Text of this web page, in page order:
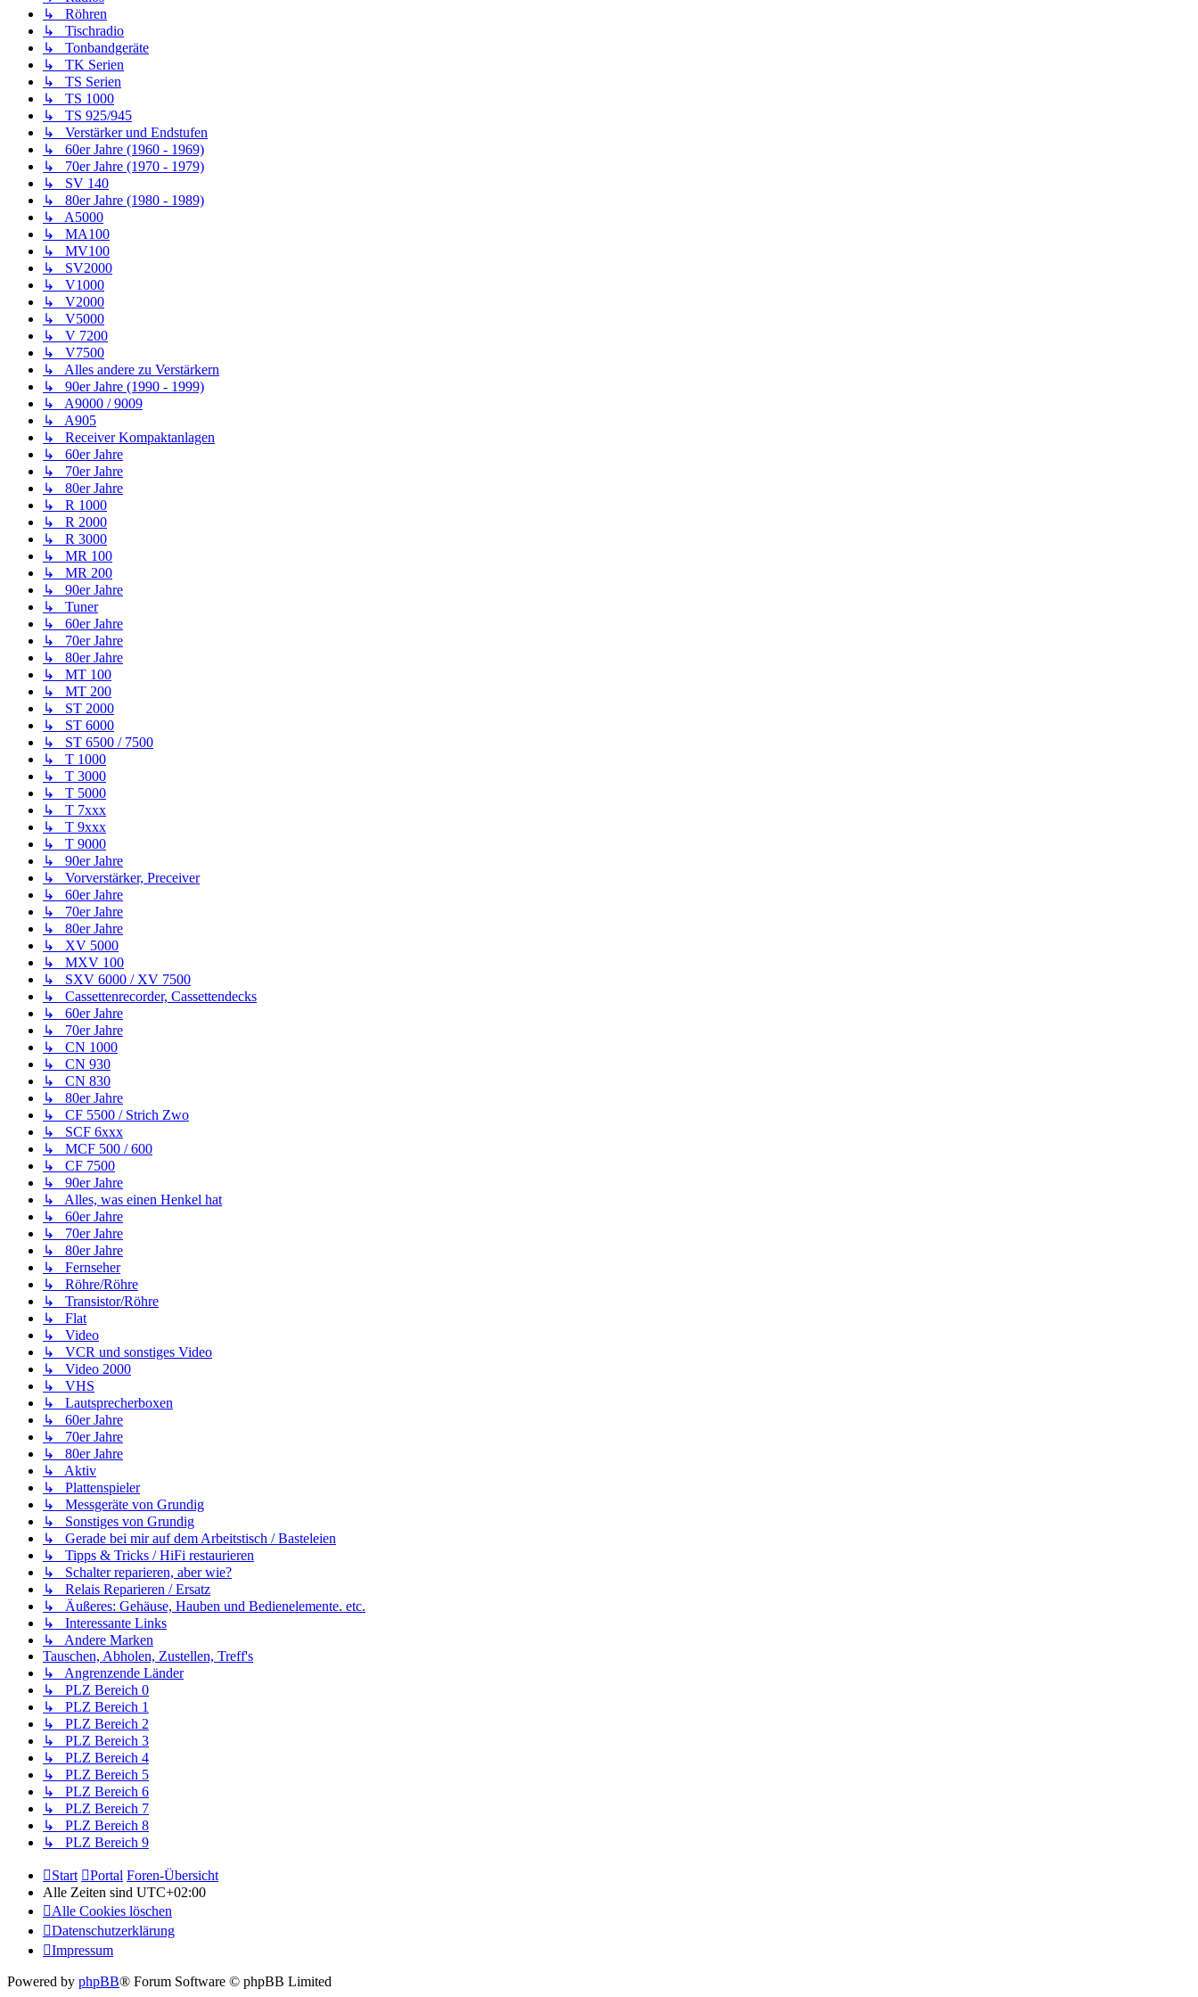
↳ Röhren
↳ Tischradio
↳ Tonbandgeräte
↳ TK Serien
↳ TS Serien
↳ TS 1000
↳ TS 925/945
↳ Verstärker und Endstufen
↳ 60er Jahre (1960 - 1969)
↳ 70er Jahre (1970 - 1979)
↳ SV 140
↳ 80er Jahre (1980 - 1989)
↳ A5000
↳ MA100
↳ MV100
↳ SV2000
↳ V1000
↳ V2000
↳ V5000
↳ V 7200
↳ V7500
↳ Alles andere zu Verstärkern
↳ 90er Jahre (1990 - 1999)
↳ A9000 / 9009
↳ A905
↳ Receiver Kompaktanlagen
↳ 60er Jahre
↳ 70er Jahre
↳ 80er Jahre
↳ R 1000
↳ R 2000
↳ R 3000
↳ MR 100
↳ MR 200
↳ 90er Jahre
↳ Tuner
↳ 60er Jahre
↳ 70er Jahre
↳ 80er Jahre
↳ MT 100
↳ MT 200
↳ ST 2000
↳ ST 6000
↳ ST 6500 / 7500
↳ T 1000
↳ T 3000
↳ T 5000
↳ T 7xxx
↳ T 9xxx
↳ T 9000
↳ 90er Jahre
↳ Vorverstärker, Preceiver
↳ 60er Jahre
↳ 70er Jahre
↳ 80er Jahre
↳ XV 5000
↳ MXV 100
↳ SXV 6000 / XV 7500
↳ Cassettenrecorder, Cassettendecks
↳ 60er Jahre
↳ 70er Jahre
↳ CN 1000
↳ CN 930
↳ CN 830
↳ 80er Jahre
↳ CF 5500 / Strich Zwo
↳ SCF 6xxx
↳ MCF 500 / 600
↳ CF 7500
↳ 90er Jahre
↳ Alles, was einen Henkel hat
↳ 60er Jahre
↳ 70er Jahre
↳ 80er Jahre
↳ Fernseher
↳ Röhre/Röhre
↳ Transistor/Röhre
↳ Flat
↳ Video
↳ VCR und sonstiges Video
↳ Video 2000
↳ VHS
↳ Lautsprecherboxen
↳ 60er Jahre
↳ 70er Jahre
↳ 80er Jahre
↳ Aktiv
↳ Plattenspieler
↳ Messgeräte von Grundig
↳ Sonstiges von Grundig
↳ Gerade bei mir auf dem Arbeitstisch / Basteleien
↳ Tipps & Tricks / HiFi restaurieren
↳ Schalter reparieren, aber wie?
↳ Relais Reparieren / Ersatz
↳ Äußeres: Gehäuse, Hauben und Bedienelemente. etc.
↳ Interessante Links
↳ Andere Marken
Tauschen, Abholen, Zustellen, Treff's
↳ Angrenzende Länder
↳ PLZ Bereich 0
↳ PLZ Bereich 1
↳ PLZ Bereich 2
↳ PLZ Bereich 3
↳ PLZ Bereich 4
↳ PLZ Bereich 5
↳ PLZ Bereich 6
↳ PLZ Bereich 7
↳ PLZ Bereich 8
↳ PLZ Bereich 9
Start Portal Foren-Übersicht
Alle Zeiten sind UTC+02:00
Alle Cookies löschen
Datenschutzerklärung
Impressum
Powered by phpBB® Forum Software © phpBB Limited